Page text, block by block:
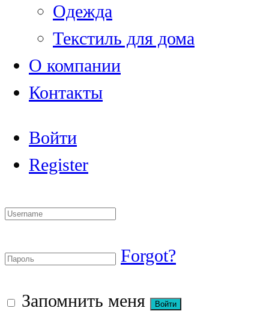
Одежда
Текстиль для дома
О компании
Контакты
Войти
Register
Forgot?
Запомнить меня